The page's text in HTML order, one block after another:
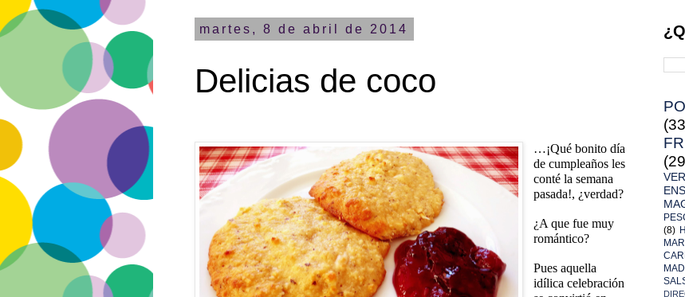
martes, 8 de abril de 2014
Delicias de coco
…¡Qué bonito día
de cumpleaños les
conté la semana
pasada!, ¿verdad?
¿A que fue muy
romántico?
Pues aquella
idílica celebración
(8)